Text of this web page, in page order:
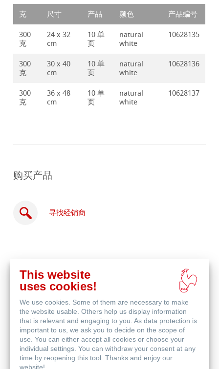
克 尺寸 产品 颜色 产品编号
300
克
24 x 32
cm
10 单
页
natural
white
10628135
300
克
30 x 40
cm
10 单
页
natural
white
10628136
300
克
36 x 48
cm
10 单
页
natural
white
10628137
购买产品
寻找经销商
线
购
买
This website
uses cookies!
We use cookies. Some of them are necessary to make
the website usable. Others help us display information
that is relevant and engaging to you. As data protection is
important to us, we ask you to decide on the scope of
use. You can either accept all cookies or choose your
individual settings. You can withdraw your consent at any
time by reopening this tool. Thanks and enjoy our
website!